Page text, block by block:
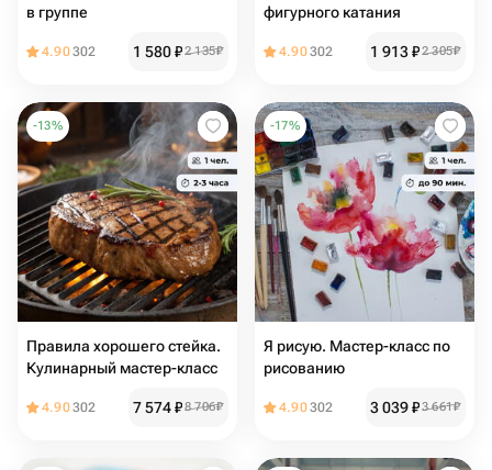
в группе
4.90302 1 580₽2 135₽
фигурного катания
4.90302 1 913₽2 305₽
-13%
Правила хорошего стейка.
Кулинарный мастер-класс
4.90302 7 574₽8 706₽
-17%
Я рисую. Мастер-класс по
рисованию
4.90302 3 039₽3 661₽